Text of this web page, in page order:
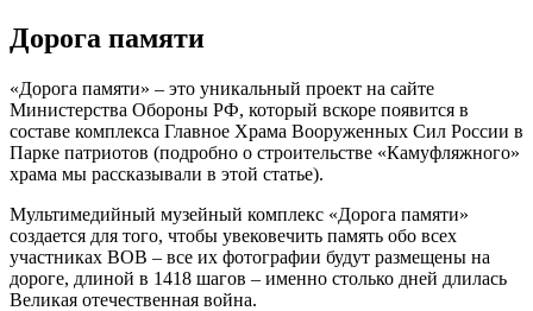
Дорога памяти
«Дорога памяти» – это уникальный проект на сайте
Министерства Обороны РФ, который вскоре появится в
составе комплекса Главное Храма Вооруженных Сил России в
Парке патриотов (подробно о строительстве «Камуфляжного»
храма мы рассказывали в этой статье).
Мультимедийный музейный комплекс «Дорога памяти»
создается для того, чтобы увековечить память обо всех
участниках ВОВ – все их фотографии будут размещены на
дороге, длиной в 1418 шагов – именно столько дней длилась
Великая отечественная война.